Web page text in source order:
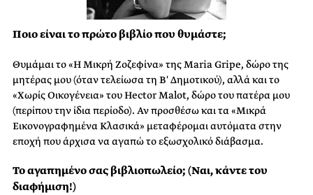
Ποιο είναι το πρώτο βιβλίο που θυμάστε;
Θυμάμαι το «Η Μικρή Ζοζεφίνα» της Maria Gripe, δώρο της
μητέρας μου (όταν τελείωσα τη Β′ Δημοτικού), αλλά και το
«Χωρίς Οικογένεια» του Hector Malot, δώρο του πατέρα μου
(περίπου την ίδια περίοδο). Αν προσθέσω και τα «Μικρά
Εικονογραφημένα Κλασικά» μεταφέρομαι αυτόματα στην
εποχή που άρχισα να αγαπώ το εξωσχολικό διάβασμα.
Το αγαπημένο σας βιβλιοπωλείο; (Ναι, κάντε του
διαφήμιση!)